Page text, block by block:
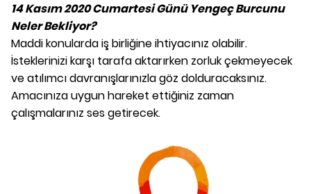
14 Kasım 2020 Cumartesi Günü Yengeç Burcunu
Neler Bekliyor?
Maddi konularda iş birliğine ihtiyacınız olabilir.
İsteklerinizi karşı tarafa aktarırken zorluk çekmeyecek
ve atılımcı davranışlarınızla göz dolduracaksınız.
Amacınıza uygun hareket ettiğiniz zaman
çalışmalarınız ses getirecek.